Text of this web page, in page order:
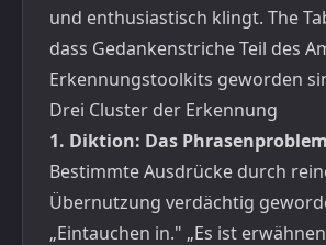
und enthusiastisch klingt. The
dass Gedankenstriche Teil des
Erkennungstoolkits geworden
Drei Cluster der Erkennung
1. Diktion: Das Phrasenproblem
Bestimmte Ausdrücke durch
Übernutzung verdächtig
„Eintauchen in." „Es ist